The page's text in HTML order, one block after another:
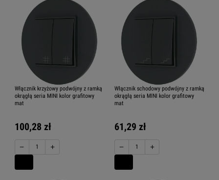
Włącznik krzyżowy podwójny z ramką
okrągłą seria MINI kolor grafitowy
mat
100,28 zł
− +
Włącznik schodowy podwójny z ramką
okrągłą seria MINI kolor grafitowy
mat
61,29 zł
− +